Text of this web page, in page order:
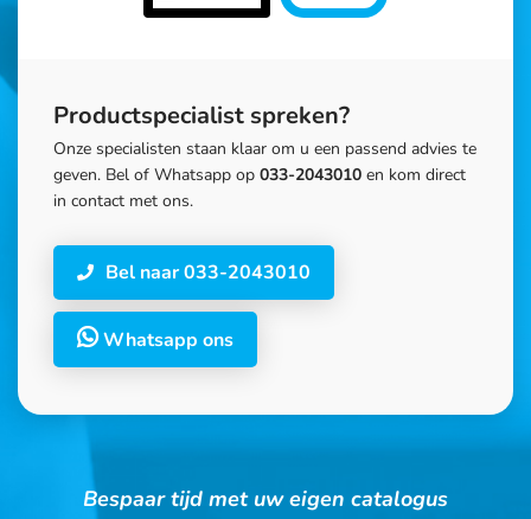
Productspecialist spreken?
Onze specialisten staan klaar om u een passend advies te
geven. Bel of Whatsapp op 033-2043010 en kom direct
in contact met ons.
Bel naar 033-2043010
Whatsapp ons
Bespaar tijd met uw eigen catalogus